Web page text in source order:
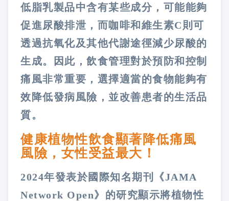
低脂乳製品中含有某些成分，可能能夠
促進尿酸排泄，而咖啡和維生素C則可
透過抗氧化及其他代謝途徑減少尿酸的
生成。因此，飲食管理對於預防和控制
痛風非常重要，選擇適當的食物能夠有
效降低發病風險，並改善患者的生活品
質。
健康植物性飲食顯著降低痛風
風險，女性受益最大！
2024年發表於國際知名期刊《JAMA
Network Open》的研究顯示將植物性